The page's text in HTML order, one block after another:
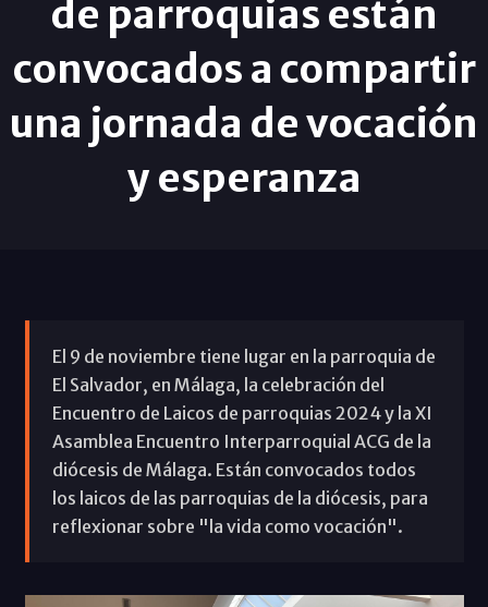
de parroquias están
convocados a compartir
una jornada de vocación
y esperanza
El 9 de noviembre tiene lugar en la parroquia de
El Salvador, en Málaga, la celebración del
Encuentro de Laicos de parroquias 2024 y la XI
Asamblea Encuentro Interparroquial ACG de la
diócesis de Málaga. Están convocados todos
los laicos de las parroquias de la diócesis, para
reflexionar sobre "la vida como vocación".